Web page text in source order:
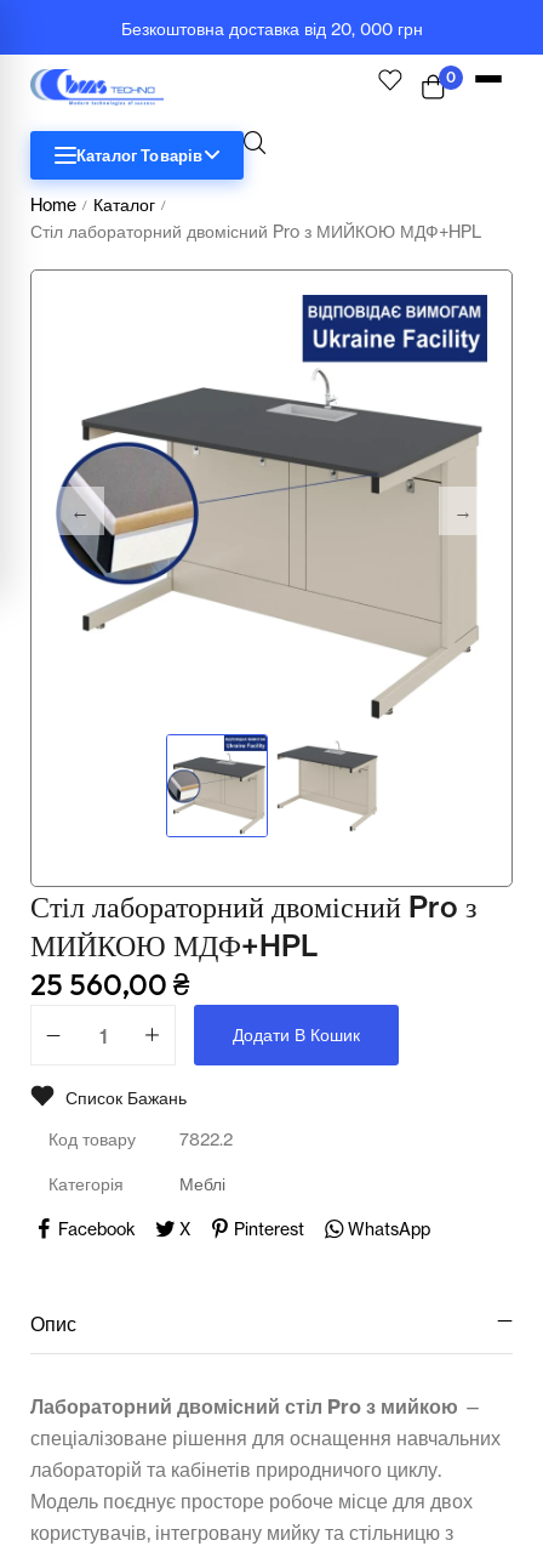
Безкоштовна доставка від 20, 000 грн
0
Каталог Товарів
Комп'ютерна техніка
Фізика
Хімія
Захист України
Всі товари
STEM
Підкатегорії відсутні.
Home / Каталог /
Стіл лабораторний двомісний Pro з МИЙКОЮ МДФ+HPL
Стіл лабораторний двомісний Pro з
МИЙКОЮ МДФ+HPL
25 560,00 ₴
Додати В Кошик
Список Бажань
Код товару 7822.2
Категорія Меблі
Facebook X Pinterest WhatsApp
Опис
Лабораторний двомісний стіл Pro з мийкою —
спеціалізоване рішення для оснащення навчальних
лабораторій та кабінетів природничого циклу.
Модель поєднує просторе робоче місце для двох
користувачів, інтегровану мийку та стільницю з